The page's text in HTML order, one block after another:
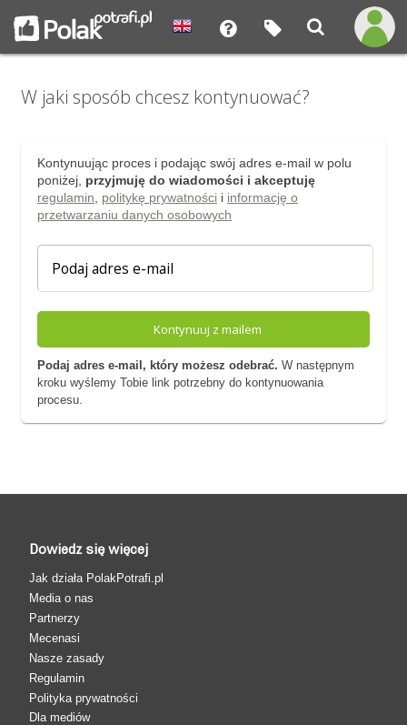
W jaki sposób chcesz kontynuować?
Kontynuując proces i podając swój adres e-mail w polu
poniżej, przyjmuję do wiadomości i akceptuję
regulamin
politykę prywatnościi informację o
przetwarzaniu danych osobowych
Kontynuuj z mailem
Podaj adres e-mail, który możesz odebrać. W następnym
kroku wyślemy Tobie link potrzebny do kontynuowania
procesu.
Dowiedz się więcej
Jak działa PolakPotrafi.pl
Media o nas
Partnerzy
Mecenasi
Nasze zasady
Regulamin
Polityka prywatności
Dla mediów